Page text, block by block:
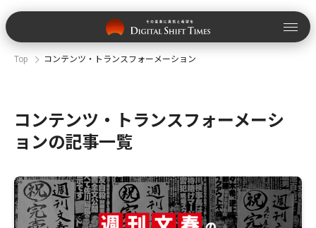
Top コンテンツ・トランスフォーメーション
コンテンツ・トランスフォーメーシ
ョンの記事一覧